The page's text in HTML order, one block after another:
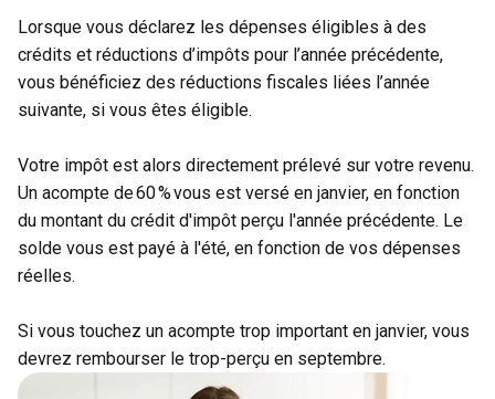
Lorsque vous déclarez les dépenses éligibles à des
crédits et réductions d’impôts pour l’année précédente,
vous bénéficiez des réductions fiscales liées l’année
suivante, si vous êtes éligible.
Votre impôt est alors directement prélevé sur votre revenu.
Un acompte de 60 % vous est versé en janvier, en fonction
du montant du crédit d'impôt perçu l'année précédente. Le
solde vous est payé à l'été, en fonction de vos dépenses
réelles.
Si vous touchez un acompte trop important en janvier, vous
devrez rembourser le trop-perçu en septembre.